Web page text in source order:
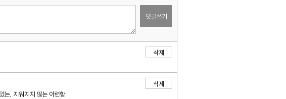
댓글쓰기
삭제
삭제
는, 지워지지 않는 아련함